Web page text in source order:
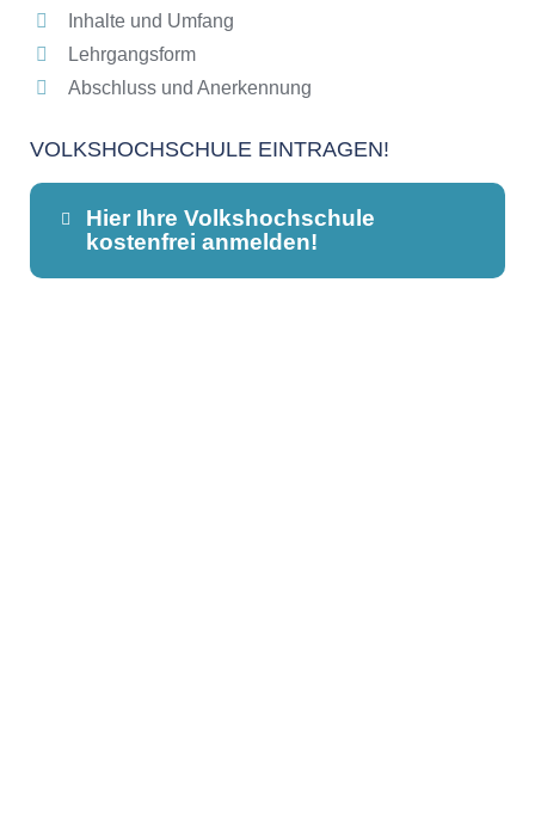
Inhalte und Umfang
Lehrgangsform
Abschluss und Anerkennung
VOLKSHOCHSCHULE EINTRAGEN!
Hier Ihre Volkshochschule
kostenfrei anmelden!